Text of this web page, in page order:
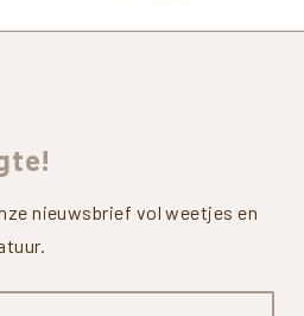
nieuwsbrief vol weetjes en